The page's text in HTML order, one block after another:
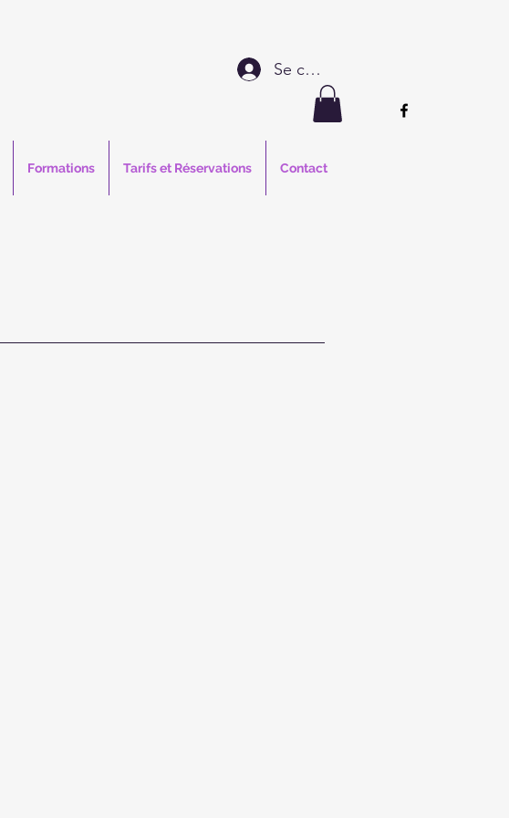
Formations Tarifs et Réservations Contact
Se connecter